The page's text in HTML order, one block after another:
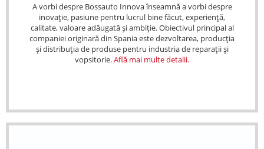
A vorbi despre Bossauto Innova înseamnă a vorbi despre
inovație, pasiune pentru lucrul bine făcut, experiență,
calitate, valoare adăugată și ambiție. Obiectivul principal al
companiei originară din Spania este dezvoltarea, producția
și distribuția de produse pentru industria de reparații și
vopsitorie.Află mai multe detalii.